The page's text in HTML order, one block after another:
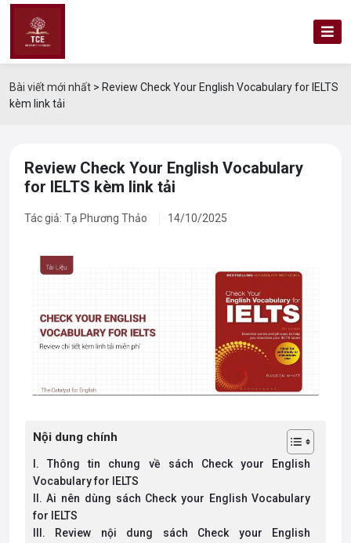
Bài viết mới nhất > Review Check Your English Vocabulary for IELTS
kèm link tải
Review Check Your English Vocabulary
for IELTS kèm link tải
Tác giả: Tạ Phương Thảo 14/10/2025
Nội dung chính
I. Thông tin chung về sách Check your English
Vocabulary for IELTS
II. Ai nên dùng sách Check your English Vocabulary
for IELTS
III. Review nội dung sách Check your English